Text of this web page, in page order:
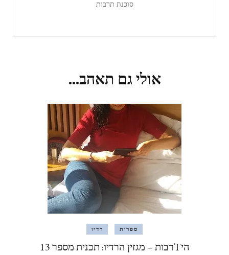
סוכנת תרבות
אולי גם תאהב...
ספרות רדיו
היTרבות – מגזין הרדיו: תכנית מספר 13